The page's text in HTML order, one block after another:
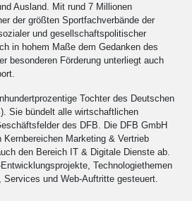
Ausland. Mit rund 7 Millionen
der größten Sportfachverbände der
und gesellschaftspolitischer
in hohem Maße dem Gedanken des
besonderen Förderung unterliegt auch
Tochter des Deutschen
Sie bündelt alle wirtschaftlichen
des DFB. Die DFB GmbH
Marketing & Vertrieb
den Bereich IT & Digitale Dienste ab.
Technologiethemen
und Web-Auftritte gesteuert.